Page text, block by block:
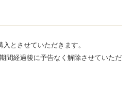
とさせていただきます。
間経過後に予告なく解除させていただ